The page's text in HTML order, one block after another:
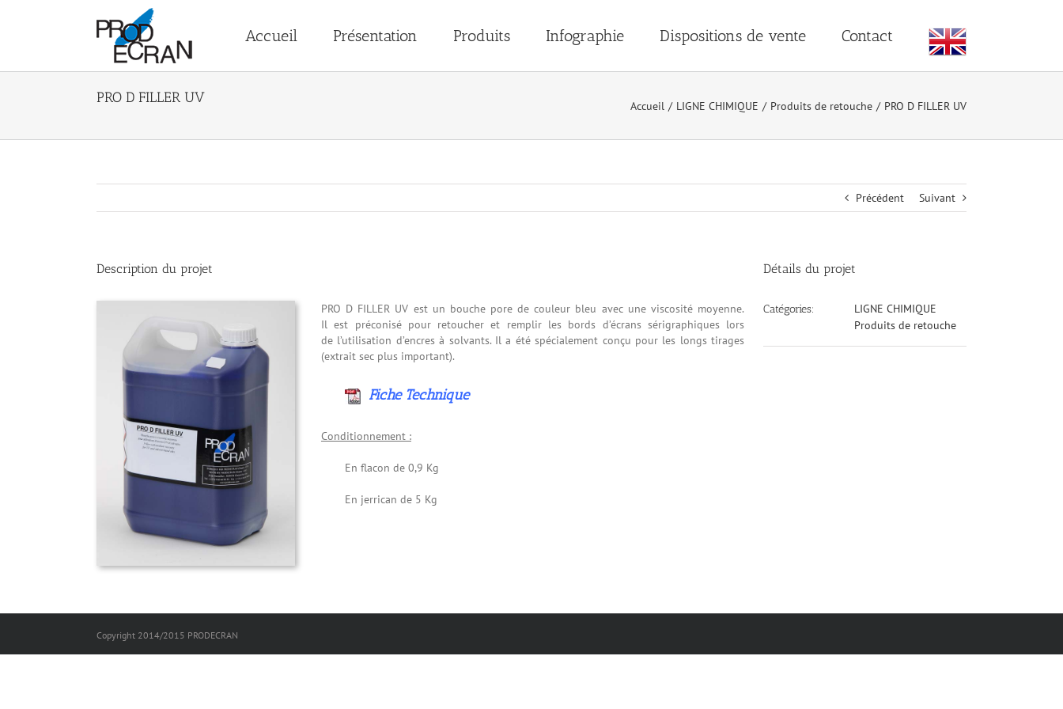
Accueil Présentation Produits Infographie Dispositions de vente Contact
PRO D FILLER UV Accueil / LIGNE CHIMIQUE / Produits de retouche / PRO D FILLER UV
Précédent Suivant
Description du projet
PRO D FILLER UV est un bouche pore de couleur bleu avec une viscosité moyenne.
Il est préconisé pour retoucher et remplir les bords d’écrans sérigraphiques lors
de l’utilisation d’encres à solvants. Il a été spécialement conçu pour les longs tirages
(extrait sec plus important).
Fiche Technique
Conditionnement :
En flacon de 0,9 Kg
En jerrican de 5 Kg
Détails du projet
Catégories:
LIGNE CHIMIQUE
Produits de retouche
Copyright 2014/2015 PRODECRAN